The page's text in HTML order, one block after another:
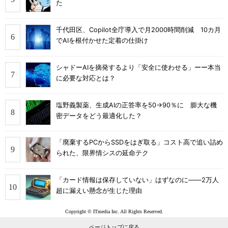
た
千代田区、Copilot全庁導入で月2000時間削減 10カ月
でAIを根付かせた定着の仕掛け
シャドーAIを摘発するより「安全に使わせる」ーー本当
に必要な対応とは？
塩野義製薬、生成AIの正答率を50→90％に 膨大な機
密データをどう最適化した？
「廃棄するPCからSSDをはぎ取る」コスト高で追い詰め
られた、限界情シスの延命テク
「カード情報は保存していない」はずなのに――2万人
超に漏えい懸念が生じた理由
Copyright © ITmedia Inc. All Rights Reserved.